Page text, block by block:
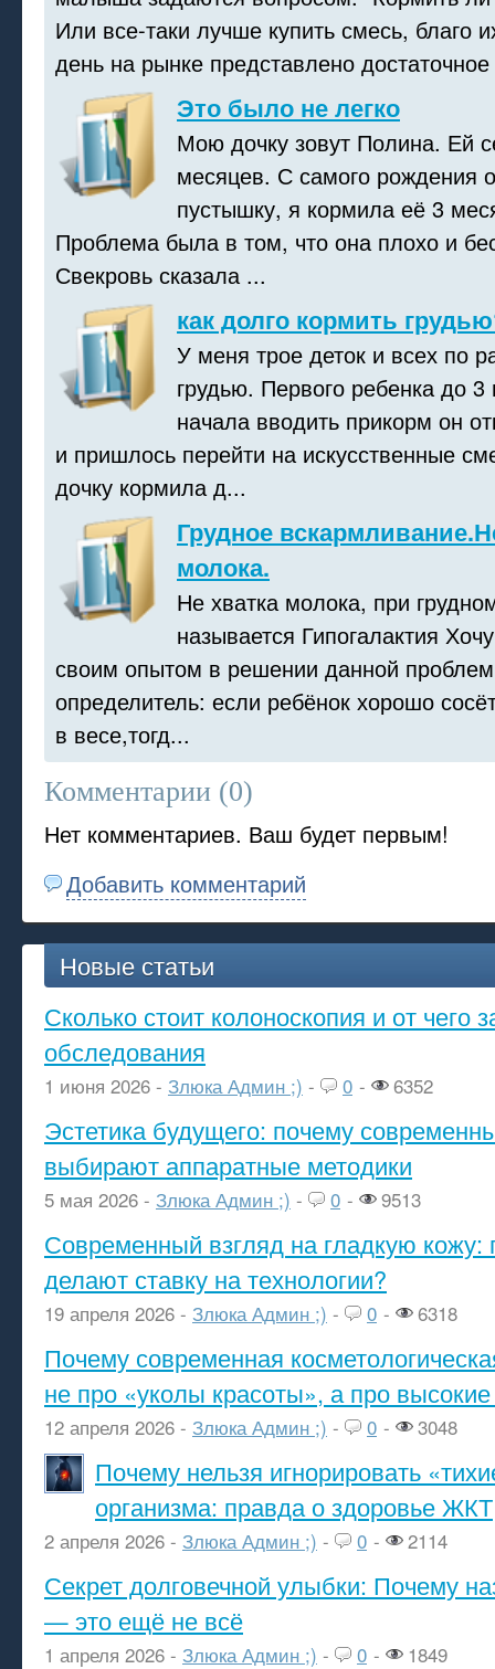
Или все-таки лучше купить смесь, благо
день на рынке представлено
Это было не легко
Мою дочку зовут Полина. Ей
месяцев. С самого рождения
пустышку, я кормила её 3
Проблема была в том, что она плохо и
Свекровь сказала ...
как долго кормить
У меня трое деток и всех по
грудью. Первого ребенка до 3
начала вводить прикорм он
и пришлось перейти на искусственные
дочку кормила д...
Грудное
молока.
Не хватка молока, при
называется Гипогалактия
своим опытом в решении данной
определитель: если ребёнок хорошо
в весе,тогд...
Комментарии (0)
Нет комментариев. Ваш будет первым!
Добавить комментарий
Новые статьи
Сколько стоит колоноскопия и от чего
обследования
1 июня 2026 - Злюка Админ ;) - 0 - 6352
Эстетика будущего: почему
выбирают аппаратные методики
5 мая 2026 - Злюка Админ ;) - 0 - 9513
Современный взгляд на гладкую кожу:
делают ставку на технологии?
19 апреля 2026 - Злюка Админ ;) - 0 - 6318
Почему современная
не про «уколы красоты», а про высокие
12 апреля 2026 - Злюка Админ ;) - 0 - 3048
Почему нельзя игнорировать
организма: правда о здоровье ЖКТ
2 апреля 2026 - Злюка Админ ;) - 0 - 2114
Секрет долговечной улыбки: Почему
— это ещё не всё
1 апреля 2026 - Злюка Админ ;) - 0 - 1849